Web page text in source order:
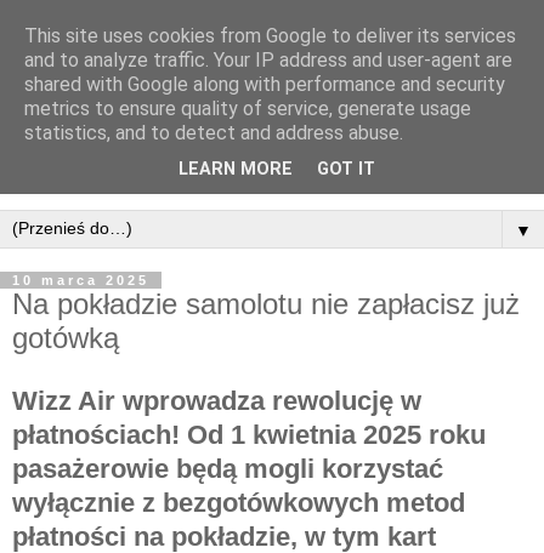
▼
10 marca 2025
Na pokładzie samolotu nie zapłacisz już
gotówką
Wizz Air wprowadza rewolucję w
płatnościach! Od 1 kwietnia 2025 roku
pasażerowie będą mogli korzystać
wyłącznie z bezgotówkowych metod
płatności na pokładzie, w tym kart
This site uses cookies from Google to deliver its services
and to analyze traffic. Your IP address and user-agent are
shared with Google along with performance and security
metrics to ensure quality of service, generate usage
statistics, and to detect and address abuse.
LEARN MORE GOT IT